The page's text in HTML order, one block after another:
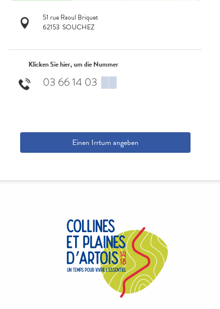
51 rue Raoul Briquet
62153 SOUCHEZ
Klicken Sie hier, um die Nummer
03 66 14 03 ▒▒
Einen Irrtum angeben